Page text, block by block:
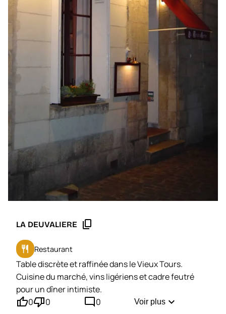
LA DEUVALIERE content_copy
restaurant Restaurant
Table discrète et raffinée dans le Vieux Tours.
Cuisine du marché, vins ligériens et cadre feutré
pour un dîner intimiste.
thumb_up'0thumb_down'0 mode_comment0 Voir plus expand_more